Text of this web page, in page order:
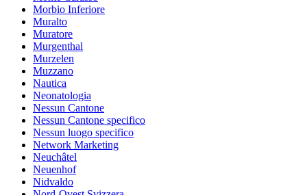
Morbio Inferiore
Muralto
Muratore
Murgenthal
Murzelen
Muzzano
Nautica
Neonatologia
Nessun Cantone
Nessun Cantone specifico
Nessun luogo specifico
Network Marketing
Neuchâtel
Neuenhof
Nidvaldo